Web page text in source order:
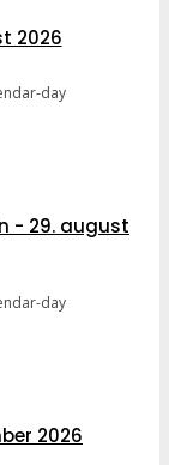
2026
- 29. august
2026